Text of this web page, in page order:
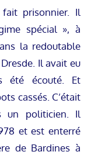
prisonnier. Il
spécial », à
la redoutable
Il avait eu
été écouté. Et
cassés. C’était
un politicien. Il
et est enterré
de Bardines à